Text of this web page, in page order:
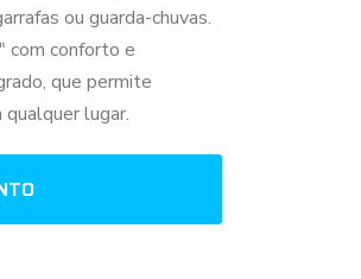
ou guarda-chuvas.
com conforto e
que permite
lugar.